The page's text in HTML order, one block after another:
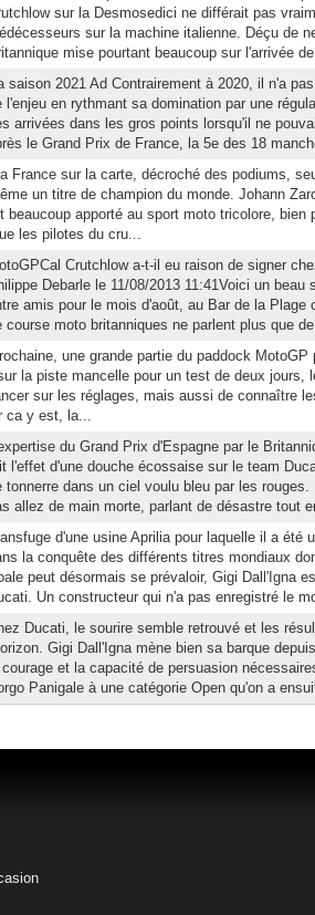
sur la Desmosedici ne différait pas
sur la machine italienne. Déçu de
mise pourtant beaucoup sur l'arrivée
saison 2021 Ad Contrairement à 2020, il n'a
l'enjeu en rythmant sa domination par une
arrivées dans les gros points lorsqu'il ne
le Grand Prix de France, la 5e des 18
France sur la carte, décroché des podiums,
un titre de champion du monde. Johann
beaucoup apporté au sport moto tricolore,
les pilotes du cru...
Crutchlow a-t-il eu raison de signer
Debarle le 11/08/2013 11:41Voici un beau
amis pour le mois d'août, au Bar de la
course moto britanniques ne parlent plus que
une grande partie du paddock
la piste mancelle pour un test de deux jours,
sur les réglages, mais aussi de connaître
ca y est, la...
du Grand Prix d'Espagne par le
l'effet d'une douche écossaise sur le team
tonnerre dans un ciel voulu bleu par les
allez de main morte, parlant de désastre tout
d'une usine Aprilia pour laquelle il a été
la conquête des différents titres mondiaux
peut désormais se prévaloir, Gigi Dall'Igna
Un constructeur qui n'a pas enregistré le
Ducati, le sourire semble retrouvé et les
Gigi Dall'Igna mène bien sa barque
courage et la capacité de persuasion
Panigale à une catégorie Open qu'on a